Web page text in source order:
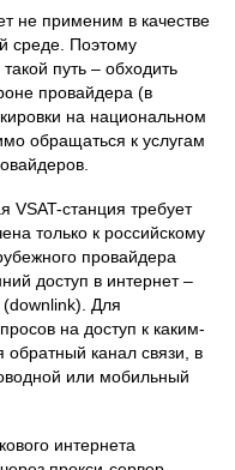
не применим в качестве
среде. Поэтому
путь – обходить
провайдера (в
на национальном
обращаться к услугам
VSAT-станция требует
только к российскому
провайдера
доступ в интернет –
Для
на доступ к каким-
обратный канал связи, в
или мобильный
интернета